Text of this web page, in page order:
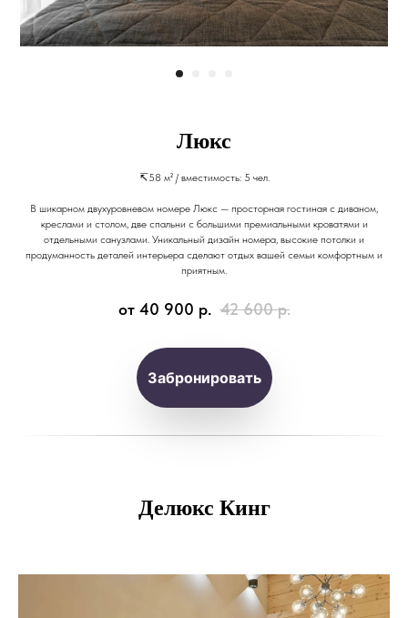
Люкс
↸58 м² / вместимость: 5 чел.
В шикарном двухуровневом номере Люкс — просторная гостиная с диваном,
креслами и столом, две спальни с большими премиальными кроватями и
отдельными санузлами. Уникальный дизайн номера, высокие потолки и
продуманность деталей интерьера сделают отдых вашей семьи комфортным и
приятным.
от 40 900 р. 42 600 р.
Забронировать
Делюкс Кинг